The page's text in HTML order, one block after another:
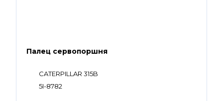
Палец сервопоршня
CATERPILLAR 315B
5I-8782